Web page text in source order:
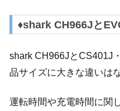
♦︎shark CH966Jと
shark CH966JとCS401J
品サイズに大きな違いは
運転時間や充電時間に関